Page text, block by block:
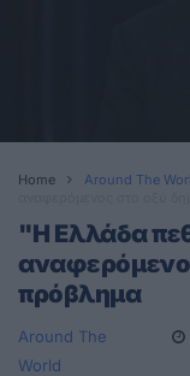
Home Around The
"Η Ελλάδα
πρόβλημα
Around The
World